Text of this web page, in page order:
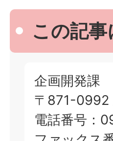
この記
企画開発課
〒871-0992
電話番号：